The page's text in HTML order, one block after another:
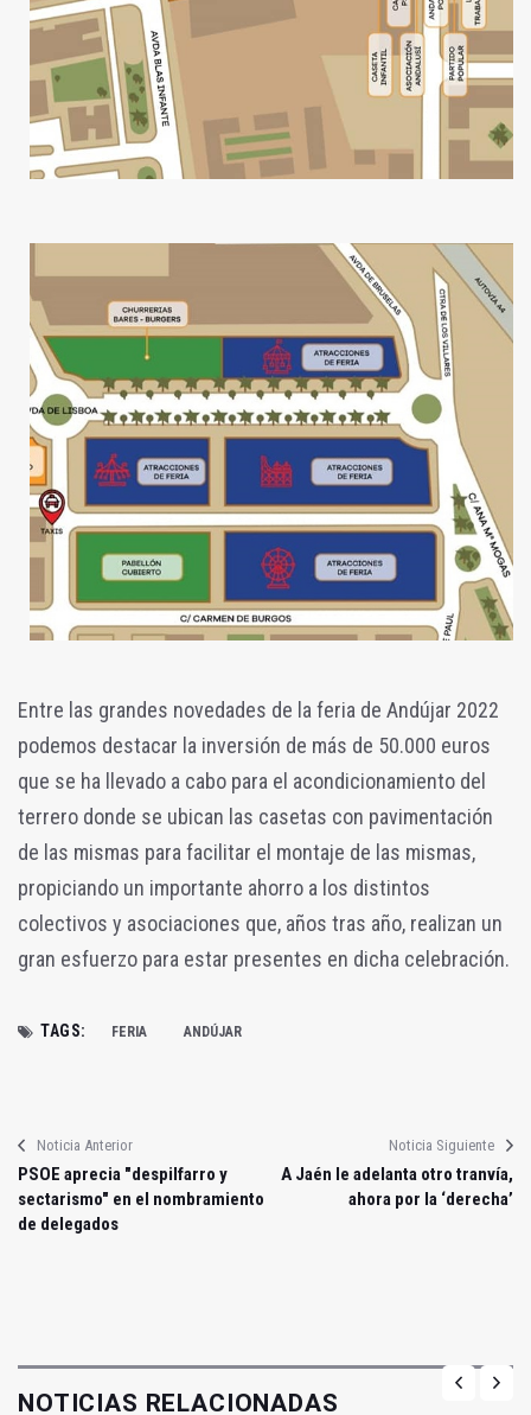
Entre las grandes novedades de la feria de Andújar 2022
podemos destacar la inversión de más de 50.000 euros
que se ha llevado a cabo para el acondicionamiento del
terrero donde se ubican las casetas con pavimentación
de las mismas para facilitar el montaje de las mismas,
propiciando un importante ahorro a los distintos
colectivos y asociaciones que, años tras año, realizan un
gran esfuerzo para estar presentes en dicha celebración.
TAGS: FERIA ANDÚJAR
Noticia Anterior
PSOE aprecia "despilfarro y
sectarismo" en el nombramiento
de delegados
Noticia Siguiente
A Jaén le adelanta otro tranvía,
ahora por la ‘derecha’
NOTICIAS RELACIONADAS